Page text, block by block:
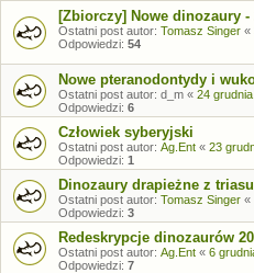
[Zbiorczy] Nowe dinozaury -
Ostatni post autor: Tomasz Singer «
Odpowiedzi: 54
Nowe pteranodontydy i
Ostatni post autor: d_m « 24
Odpowiedzi: 6
Człowiek syberyjski
Ostatni post autor: Ag.Ent « 23
Odpowiedzi: 1
Dinozaury drapieżne z
Ostatni post autor: Tomasz Singer «
Odpowiedzi: 3
Redeskrypcje dinozaurów
Ostatni post autor: Ag.Ent « 6
Odpowiedzi: 7